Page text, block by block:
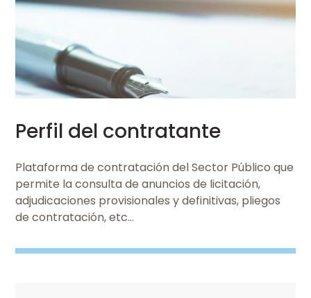
Perfil del contratante
Plataforma de contratación del Sector Público que
permite la consulta de anuncios de licitación,
adjudicaciones provisionales y definitivas, pliegos
de contratación, etc...